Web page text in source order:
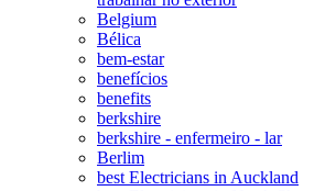
Belgium
Bélica
bem-estar
benefícios
benefits
berkshire
berkshire - enfermeiro - lar
Berlim
best Electricians in Auckland